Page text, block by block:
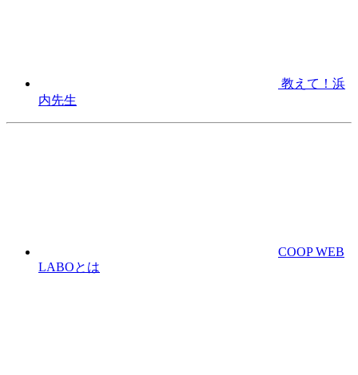
教えて！浜
内先生
COOP WEB
LABOとは